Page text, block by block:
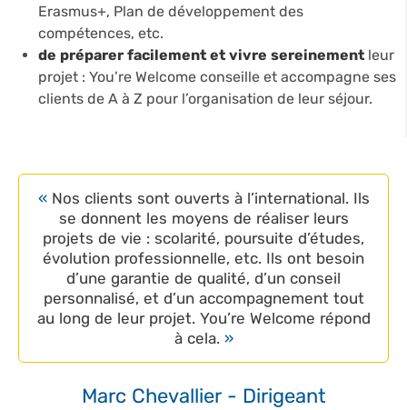
Erasmus+, Plan de développement des
compétences, etc.
de préparer facilement et vivre sereinement leur
projet : You’re Welcome conseille et accompagne ses
clients de A à Z pour l’organisation de leur séjour.
Nos clients sont ouverts à l’international. Ils
se donnent les moyens de réaliser leurs
projets de vie : scolarité, poursuite d’études,
évolution professionnelle, etc. Ils ont besoin
d’une garantie de qualité, d’un conseil
personnalisé, et d’un accompagnement tout
au long de leur projet. You’re Welcome répond
à cela.
Marc Chevallier - Dirigeant